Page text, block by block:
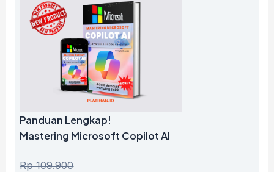
Panduan Lengkap!
Mastering Microsoft Copilot AI
Rp 109.900